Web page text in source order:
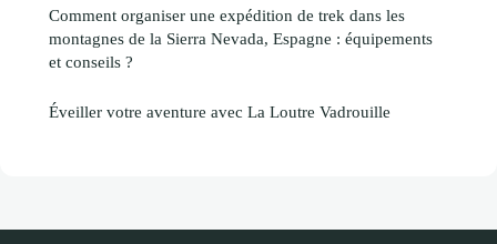
Comment organiser une expédition de trek dans les
montagnes de la Sierra Nevada, Espagne : équipements
et conseils ?
Éveiller votre aventure avec La Loutre Vadrouille